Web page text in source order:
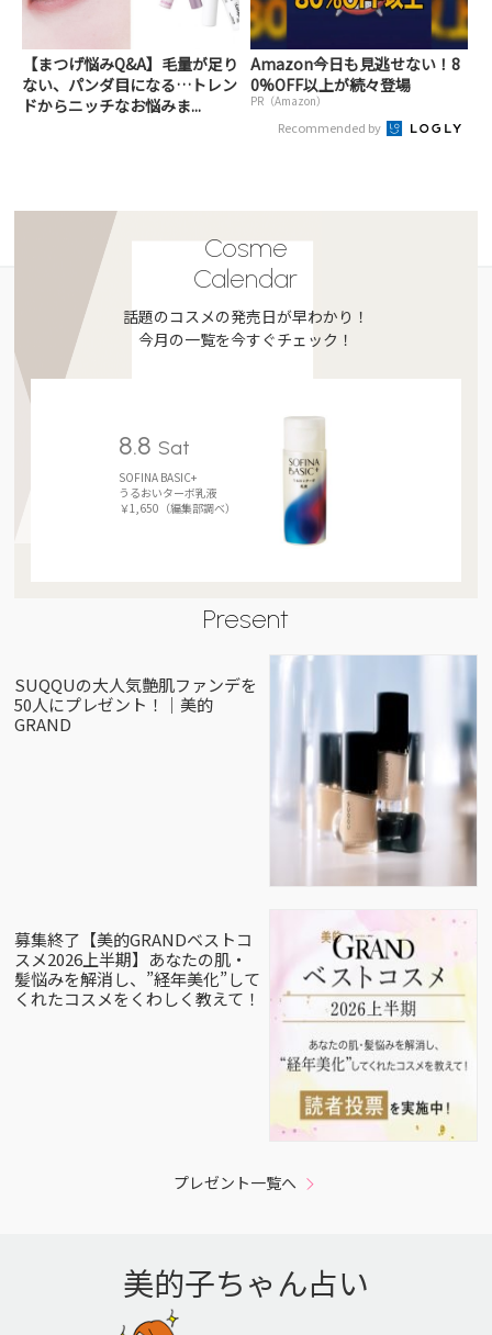
【まつげ悩みQ&A】毛量が足り
ない、パンダ目になる…トレン
ドからニッチなお悩みま...
Amazon今日も見逃せない！8
0%OFF以上が続々登場
PR（Amazon）
Recommended by
Cosme
Calendar
話題のコスメの発売日が早わかり！
今月の一覧を今すぐチェック！
8.8 Sat
SOFINA BASIC+
うるおいターボ乳液
￥1,650（編集部調べ）
Present
SUQQUの大人気艶肌ファンデを
50人にプレゼント！｜美的
GRAND
募集終了【美的GRANDベストコ
スメ2026上半期】あなたの肌・
髪悩みを解消し、”経年美化”して
くれたコスメをくわしく教えて！
プレゼント一覧へ
美的子ちゃん占い